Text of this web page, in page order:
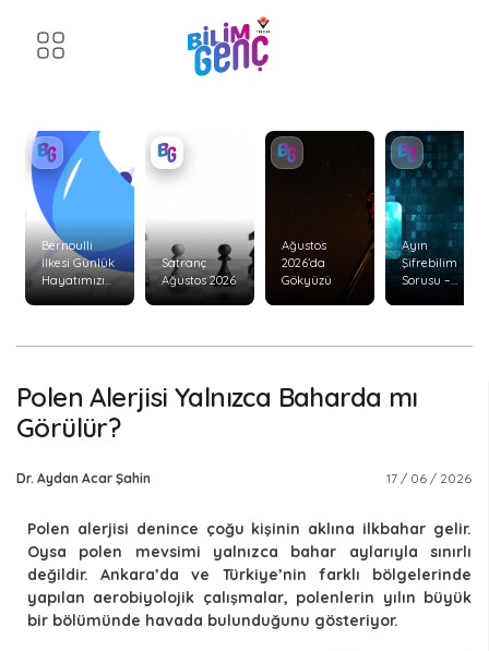
Bernoulli
İlkesi Günlük
Hayatımızı
Nasıl Etkiler?
Satranç
Ağustos 2026
Ağustos
2026’da
Gökyüzü
Ayın
Şifrebilim
Sorusu –
Polen Alerjisi Yalnızca Baharda mı
Görülür?
Dr. Aydan Acar Şahin 17 / 06 / 2026
Polen alerjisi denince çoğu kişinin aklına ilkbahar gelir.
Oysa polen mevsimi yalnızca bahar aylarıyla sınırlı
değildir. Ankara’da ve Türkiye’nin farklı bölgelerinde
yapılan aerobiyolojik çalışmalar, polenlerin yılın büyük
bir bölümünde havada bulunduğunu gösteriyor.